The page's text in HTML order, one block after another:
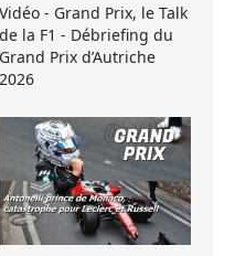
Vidéo - Grand Prix, le Talk
de la F1 - Débriefing du
Grand Prix d’Autriche
2026